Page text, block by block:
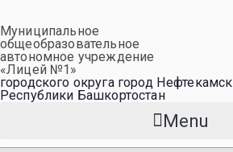
Муниципальное
общеобразовательное
автономное учреждение
«Лицей №1»
городского округа город Нефтекамск
Республики Башкортостан
Menu